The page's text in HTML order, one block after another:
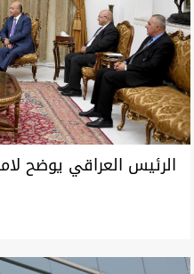
الرئيس العراقي يوضح